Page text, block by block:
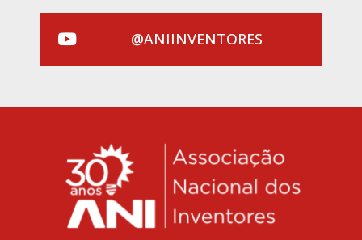
@ANIINVENTORES